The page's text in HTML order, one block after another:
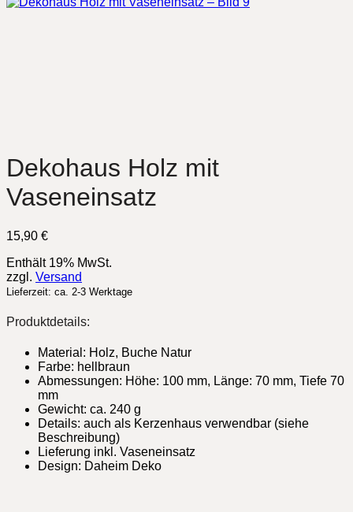
Dekohaus Holz mit
Vaseneinsatz
15,90 €
Enthält 19% MwSt.
zzgl. Versand
Lieferzeit: ca. 2-3 Werktage
Produktdetails:
Material: Holz, Buche Natur
Farbe: hellbraun
Abmessungen: Höhe: 100 mm, Länge: 70 mm, Tiefe 70
mm
Gewicht: ca. 240 g
Details: auch als Kerzenhaus verwendbar (siehe
Beschreibung)
Lieferung inkl. Vaseneinsatz
Design: Daheim Deko